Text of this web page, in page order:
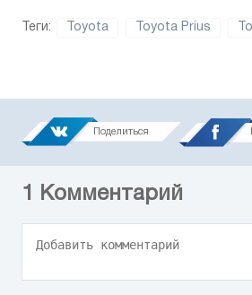
Теги: Toyota Toyota Prius
Поделиться
1 Комментарий